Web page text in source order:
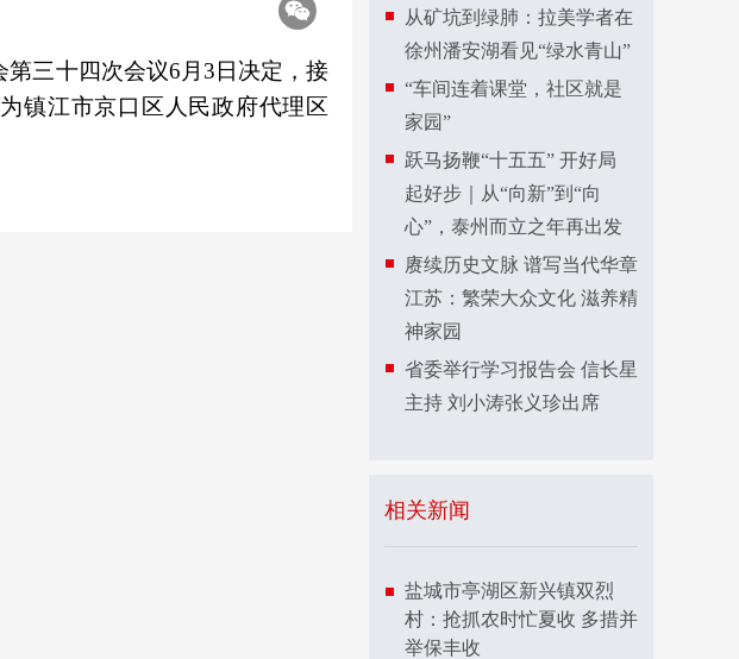
三十四次会议6月3日决定，接
镇江市京口区人民政府代理区
从矿坑到绿肺：拉美学者在
徐州潘安湖看见“绿水青山”
“车间连着课堂，社区就是
家园”
跃马扬鞭“十五五” 开好局
起好步｜从“向新”到“向
心”，泰州而立之年再出发
赓续历史文脉 谱写当代华章
江苏：繁荣大众文化 滋养精
神家园
省委举行学习报告会 信长星
主持 刘小涛张义珍出席
相关新闻
盐城市亭湖区新兴镇双烈
村：抢抓农时忙夏收 多措并
举保丰收